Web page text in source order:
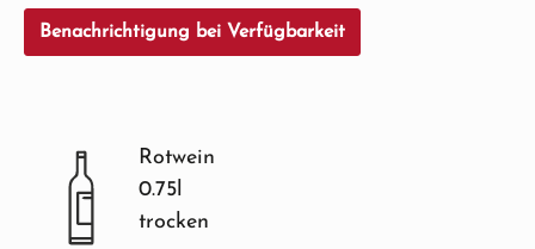
Benachrichtigung bei Verfügbarkeit
Rotwein
0.75l
trocken